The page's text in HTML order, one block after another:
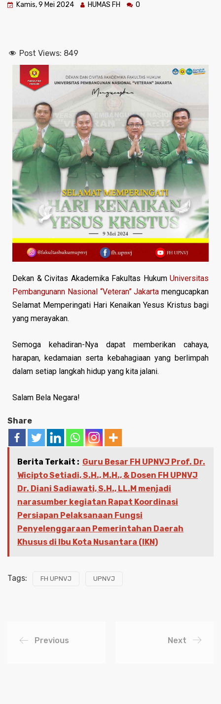
Kamis, 9 Mei 2024 HUMAS FH 0
Post Views: 849
Dekan & Civitas Akademika Fakultas Hukum Universitas
Pembangunann Nasional “Veteran” Jakarta mengucapkan
Selamat Memperingati Hari Kenaikan Yesus Kristus bagi
yang merayakan.
Semoga kehadiran-Nya dapat memberikan cahaya,
harapan, kedamaian serta kebahagiaan yang berlimpah
dalam setiap langkah hidup yang kita jalani.
Salam Bela Negara!
Share
Berita Terkait : Guru Besar FH UPNVJ Prof. Dr.
Wicipto Setiadi, S.H., M.H., & Dosen FH UPNVJ
Dr. Diani Sadiawati, S.H., LL.M menjadi
narasumber kegiatan Rapat Koordinasi
Persiapan Pelaksanaan Fungsi
Penyelenggaraan Pemerintahan Daerah
Khusus di Ibu Kota Nusantara (IKN)
Tags: FH UPNVJ UPNVJ
Previous Next